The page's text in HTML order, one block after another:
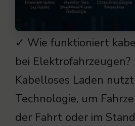
✓ Wie funktioniert
bei Elektrofahrzeugen?
Kabelloses Laden
Technologie, um
der Fahrt oder im